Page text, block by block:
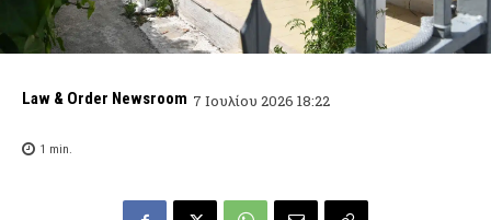
Law & Order Newsroom 7 Ιουλίου 2026 18:22
1 min.